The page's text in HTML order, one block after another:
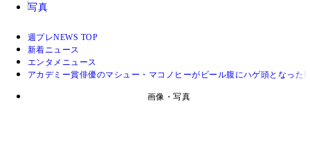
写真
週プレNEWS TOP
新着ニュース
エンタメニュース
アカデミー賞俳優のマシュー・マコノヒーがビール腹にハゲ頭となった
画像・写真